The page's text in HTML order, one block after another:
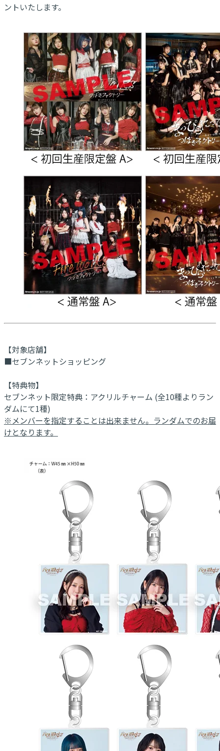
ントいたします。
【対象店舗】
■セブンネットショッピング
【特典物】
セブンネット限定特典：アクリルチャーム (全10種よりラン
ダムにて1種)
※メンバーを指定することは出来ません。ランダムでのお届
けとなります。